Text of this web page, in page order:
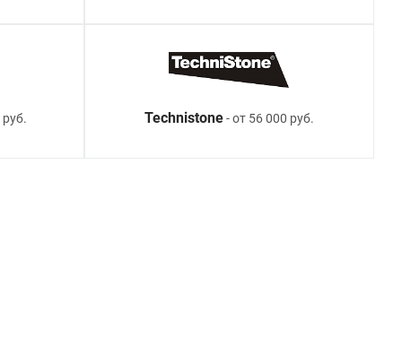
Technistone- от 56 000 руб.